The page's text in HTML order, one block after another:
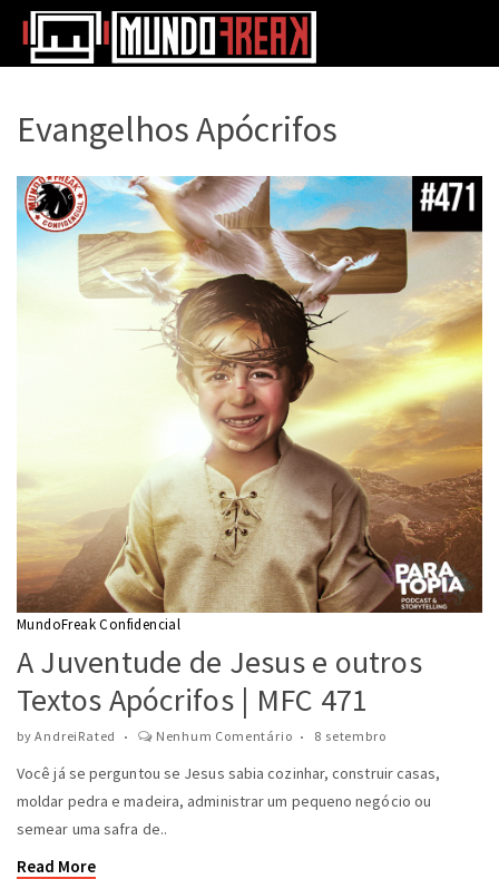
Evangelhos Apócrifos
MundoFreak Confidencial
A Juventude de Jesus e outros
Textos Apócrifos | MFC 471
byAndreiRated Nenhum Comentário 8 setembro
Você já se perguntou se Jesus sabia cozinhar, construir casas,
moldar pedra e madeira, administrar um pequeno negócio ou
semear uma safra de..
Read More